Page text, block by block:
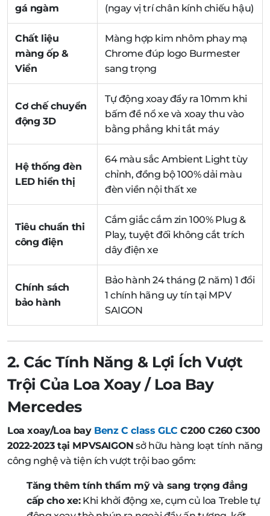
gá ngàm
(ngay vị trí chân kính chiếu hậu)
Chất liệu
màng ốp &
Viền
Màng hợp kim nhôm phay mạ
Chrome đúp logo Burmester
sang trọng
Cơ chế chuyển
động 3D
Tự động xoay đẩy ra 10mm khi
bấm đề nổ xe và xoay thu vào
bằng phẳng khi tắt máy
Hệ thống đèn
LED hiển thị
64 màu sắc Ambient Light tùy
chỉnh, đồng bộ 100% dải màu
đèn viền nội thất xe
Tiêu chuẩn thi
công điện
Cắm giắc cắm zin 100% Plug &
Play, tuyệt đối không cắt trích
dây điện xe
Chính sách
bảo hành
Bảo hành 24 tháng (2 năm) 1 đổi
1 chính hãng uy tín tại MPV
SAIGON
2. Các Tính Năng & Lợi Ích Vượt
Trội Của Loa Xoay / Loa Bay
Mercedes
Loa xoay/Loa bay Benz C class GLC C200 C260 C300
2022-2023 tại MPVSAIGON sở hữu hàng loạt tính năng
công nghệ và tiện ích vượt trội bao gồm:
Tăng thêm tính thẩm mỹ và sang trọng đẳng
cấp cho xe:Khi khởi động xe, cụm củ loa Treble tự